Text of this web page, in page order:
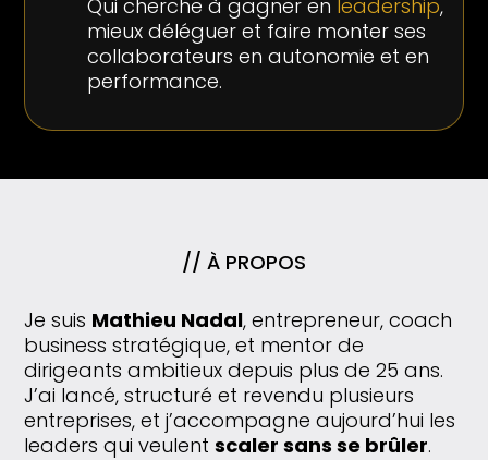
Qui cherche à gagner en leadership,
mieux déléguer et faire monter ses
collaborateurs en autonomie et en
performance.
// À PROPOS
Je suis Mathieu Nadal, entrepreneur, coach
business stratégique, et mentor de
dirigeants ambitieux depuis plus de 25 ans.
J’ai lancé, structuré et revendu plusieurs
entreprises, et j’accompagne aujourd’hui les
leaders qui veulent scaler sans se brûler.